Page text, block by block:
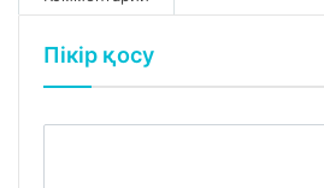
Пікір қосу